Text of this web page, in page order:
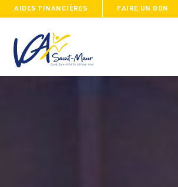
AIDES FINANCIÈRES FAIRE UN DON